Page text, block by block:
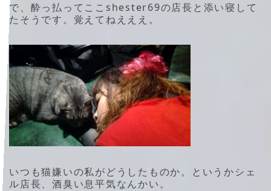
で、酔っ払ってここshester69の店長と添い寝して
たそうです。覚えてねえええ。
いつも猫嫌いの私がどうしたものか。というかシェ
ル店長、酒臭い息平気なんかい。